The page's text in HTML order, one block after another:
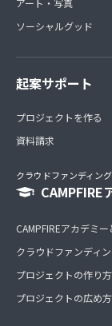
ソーシャルグッド
起案サポート
プロジェクトを作る
資料請求
クラウドファンディン
CAMPFIRE
CAMPFIREアカデミー
クラウドファンディ
プロジェクトの作り方
プロジェクトの広め方